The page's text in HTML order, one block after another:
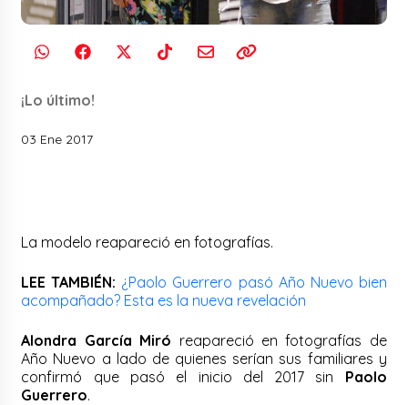
¡Lo último!
03 Ene 2017
La modelo reapareció en fotografías.
LEE TAMBIÉN: ¿Paolo Guerrero pasó Año Nuevo bien
acompañado? Esta es la nueva revelación
Alondra García Miró reapareció en fotografías de
Año Nuevo a lado de quienes serían sus familiares y
confirmó que pasó el inicio del 2017 sin Paolo
Guerrero.